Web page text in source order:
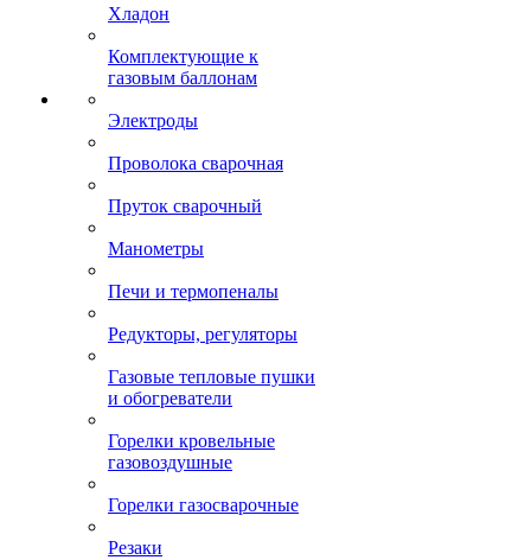
Хладон
Комплектующие к
газовым баллонам
Электроды
Проволока сварочная
Пруток сварочный
Манометры
Печи и термопеналы
Редукторы, регуляторы
Газовые тепловые пушки
и обогреватели
Горелки кровельные
газовоздушные
Горелки газосварочные
Резаки